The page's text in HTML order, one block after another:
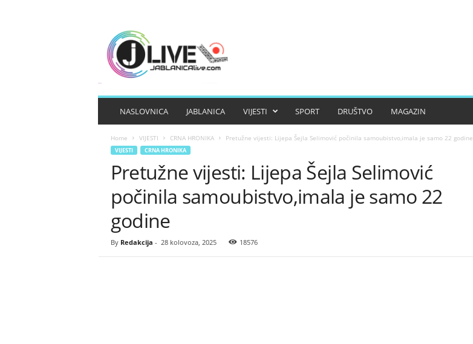
NASLOVNICA JABLANICA VIJESTI SPORT DRUŠTVO MAGAZIN
Home VIJESTI CRNA HRONIKA Pretužne vijesti: Lijepa Šejla Selimović počinila samoubistvo,imala je samo 22 godine
VIJESTI CRNA HRONIKA
Pretužne vijesti: Lijepa Šejla Selimović
počinila samoubistvo,imala je samo 22
godine
By Redakcija - 28 kolovoza, 2025 18576